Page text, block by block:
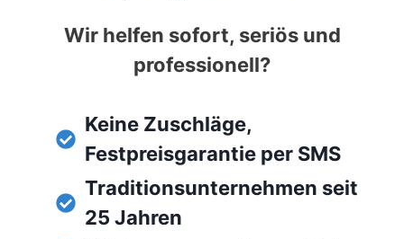
Wir helfen sofort, seriös und
professionell?
Keine Zuschläge,
Festpreisgarantie per SMS
Traditionsunternehmen seit
25 Jahren